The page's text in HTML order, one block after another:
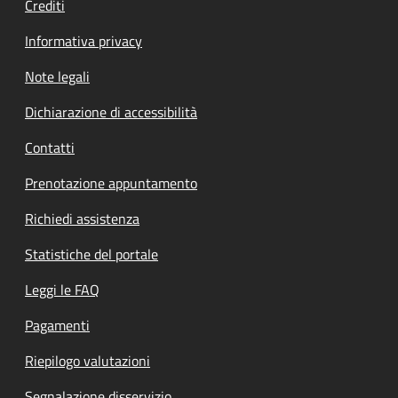
Crediti
Informativa privacy
Note legali
Dichiarazione di accessibilità
Contatti
Prenotazione appuntamento
Richiedi assistenza
Statistiche del portale
Leggi le FAQ
Pagamenti
Riepilogo valutazioni